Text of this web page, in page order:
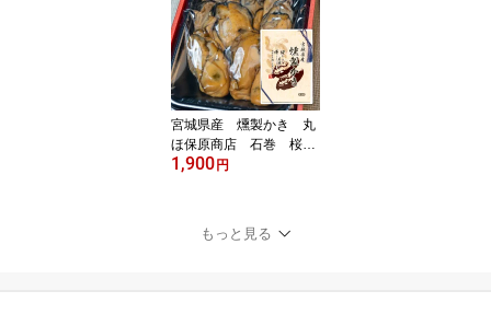
炙り ギフト 化粧箱
おつまみ
宮城県産 燻製かき 丸
ほ保原商店 石巻 桜チ
ップ ソフト燻製 ギフ
1,900 円
もっと見る